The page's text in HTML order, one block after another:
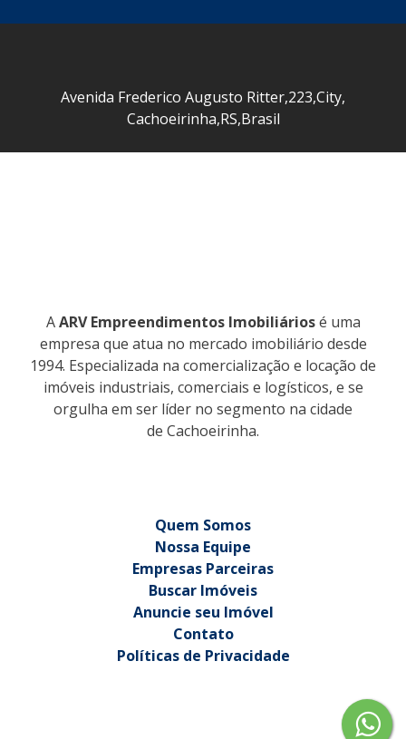
Avenida Frederico Augusto Ritter,223,City,
Cachoeirinha,RS,Brasil
AARV Empreendimentos Imobiliáriosé uma
empresa que atua no mercado imobiliário desde
1994. Especializada na comercialização e locação de
imóveis industriais, comerciais e logísticos, e se
orgulha em ser líder no segmento na cidade
de Cachoeirinha.
Quem Somos
Nossa Equipe
Empresas Parceiras
Buscar Imóveis
Anuncie seu Imóvel
Contato
Políticas de Privacidade